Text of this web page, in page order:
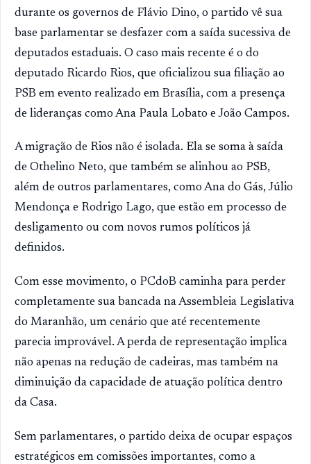
durante os governos de Flávio Dino, o partido vê sua
base parlamentar se desfazer com a saída sucessiva de
deputados estaduais. O caso mais recente é o do
deputado Ricardo Rios, que oficializou sua filiação ao
PSB em evento realizado em Brasília, com a presença
de lideranças como Ana Paula Lobato e João Campos.
A migração de Rios não é isolada. Ela se soma à saída
de Othelino Neto, que também se alinhou ao PSB,
além de outros parlamentares, como Ana do Gás, Júlio
Mendonça e Rodrigo Lago, que estão em processo de
desligamento ou com novos rumos políticos já
definidos.
Com esse movimento, o PCdoB caminha para perder
completamente sua bancada na Assembleia Legislativa
do Maranhão, um cenário que até recentemente
parecia improvável. A perda de representação implica
não apenas na redução de cadeiras, mas também na
diminuição da capacidade de atuação política dentro
da Casa.
Sem parlamentares, o partido deixa de ocupar espaços
estratégicos em comissões importantes, como a